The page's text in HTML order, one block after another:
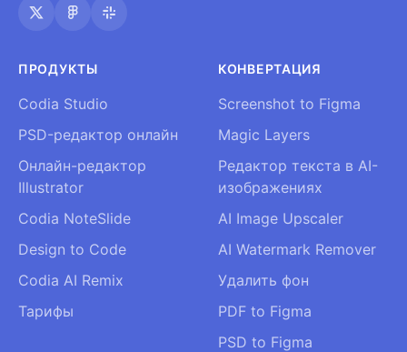
ПРОДУКТЫ
Codia Studio
PSD-редактор онлайн
Онлайн-редактор
Illustrator
Codia NoteSlide
Design to Code
Codia AI Remix
Тарифы
КОНВЕРТАЦИЯ
Screenshot to Figma
Magic Layers
Редактор текста в AI-
изображениях
AI Image Upscaler
AI Watermark Remover
Удалить фон
PDF to Figma
PSD to Figma